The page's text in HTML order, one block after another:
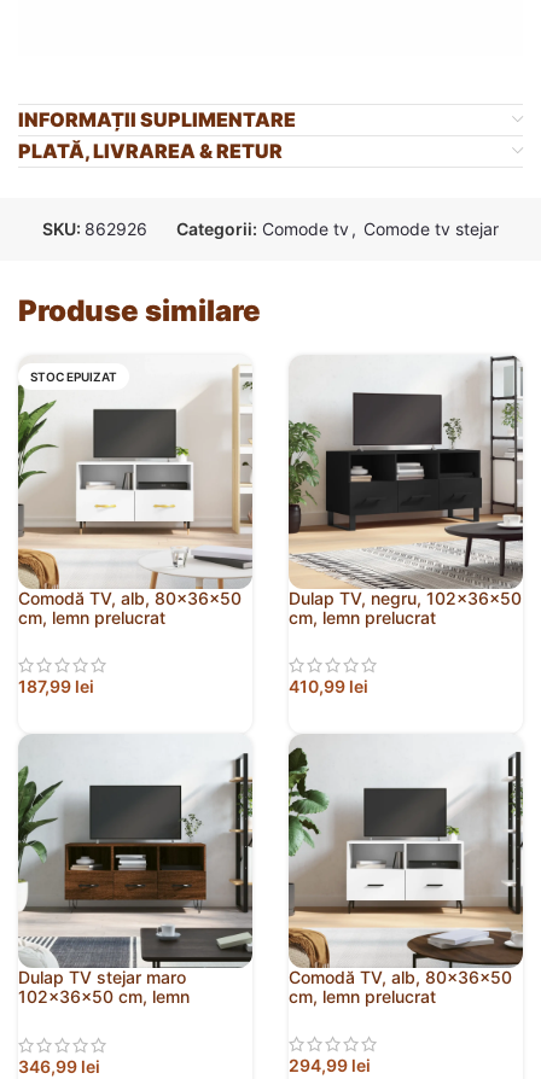
INFORMAȚII SUPLIMENTARE
PLATĂ, LIVRAREA & RETUR
SKU: 862926 Categorii: Comode tv, Comode tv stejar
Produse similare
STOC EPUIZAT
Comodă TV, alb, 80x36x50
cm, lemn prelucrat
187,99 lei
Dulap TV, negru, 102x36x50
cm, lemn prelucrat
410,99 lei
Dulap TV stejar maro
102x36x50 cm, lemn
346,99 lei
Comodă TV, alb, 80x36x50
cm, lemn prelucrat
294,99 lei